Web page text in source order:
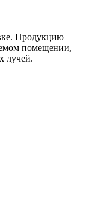
Продукцию
помещении,
лучей.